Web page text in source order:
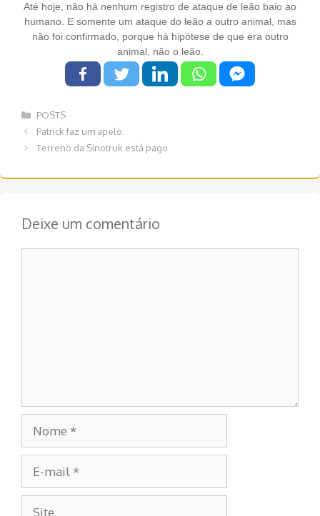
Até hoje, não há nenhum registro de ataque de leão baio ao
humano. E somente um ataque do leão a outro animal, mas
não foi confirmado, porque há hipótese de que era outro
animal, não o leão.
Categorias
POSTS
Navegação
de
Patrick faz um apelo:
Terreno da Sinotruk está pago
Deixe um comentário
mail